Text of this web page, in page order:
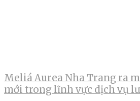
Meliá Aurea Nha Trang ra
mới trong lĩnh vực dịch vụ